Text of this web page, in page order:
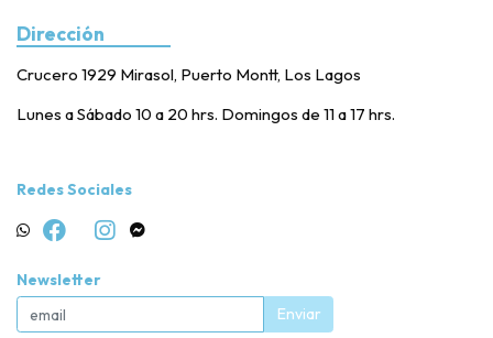
Dirección
Crucero 1929 Mirasol, Puerto Montt, Los Lagos
Lunes a Sábado 10 a 20 hrs. Domingos de 11 a 17 hrs.
Redes Sociales
Newsletter
Enviar